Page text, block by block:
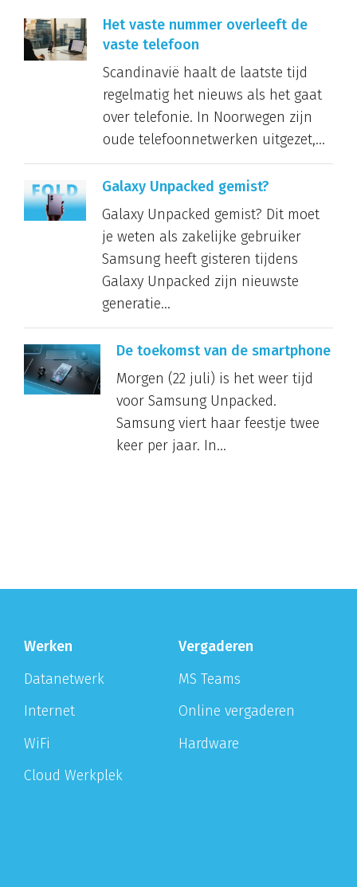
Het vaste nummer overleeft de
vaste telefoon
Scandinavië haalt de laatste tijd
regelmatig het nieuws als het gaat
over telefonie. In Noorwegen zijn
oude telefoonnetwerken uitgezet,...
Galaxy Unpacked gemist?
Galaxy Unpacked gemist? Dit moet
je weten als zakelijke gebruiker
Samsung heeft gisteren tijdens
Galaxy Unpacked zijn nieuwste
generatie...
De toekomst van de smartphone
Morgen (22 juli) is het weer tijd
voor Samsung Unpacked.
Samsung viert haar feestje twee
keer per jaar. In...
Werken
Datanetwerk
Internet
WiFi
Cloud Werkplek
Vergaderen
MS Teams
Online vergaderen
Hardware